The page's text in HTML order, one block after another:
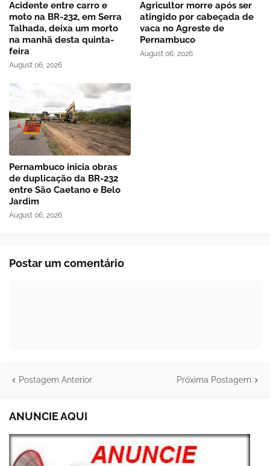
Acidente entre carro e
moto na BR-232, em Serra
Talhada, deixa um morto
na manhã desta quinta-
feira
August 06, 2026
Agricultor morre após ser
atingido por cabeçada de
vaca no Agreste de
Pernambuco
August 06, 2026
Pernambuco inicia obras
de duplicação da BR-232
entre São Caetano e Belo
Jardim
August 06, 2026
Postar um comentário
Postagem Anterior Próxima Postagem
ANUNCIE AQUI